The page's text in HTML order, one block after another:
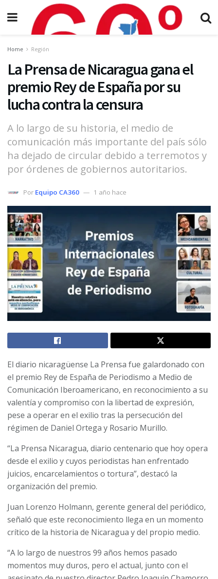
Home Región
La Prensa de Nicaragua gana el
premio Rey de España por su
lucha contra la censura
A lo largo de su historia, el medio de
comunicación más importante del país sólo
ha dejado de circular debido a terremotos y
por órdenes de gobiernos autoritarios.
Por Equipo CA360 1 año hace
El diario nicaragüense La Prensa fue galardonado con
el premio Rey de España de Periodismo a Medio de
Comunicación Iberoamericano, en reconocimiento a su
valentía y compromiso con la libertad de expresión,
pese a operar en el exilio tras la persecución del
régimen de Daniel Ortega y Rosario Murillo.
“La Prensa Nicaragua, diario centenario que hoy opera
desde el exilio y cuyos periodistas han enfrentado
juicios, encarcelamientos o tortura”, destacó la
organización del premio.
Juan Lorenzo Holmann, gerente general del periódico,
señaló que este reconocimiento llega en un momento
crítico de la historia de Nicaragua y del propio medio.
“A lo largo de nuestros 99 años hemos pasado
momentos muy duros, pero el actual, junto con el